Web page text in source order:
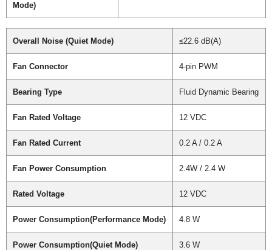
Mode)
Overall Noise (Quiet Mode) ≤22.6 dB(A)
Fan Connector 4-pin PWM
Bearing Type Fluid Dynamic Bearing
Fan Rated Voltage 12 VDC
Fan Rated Current 0.2 A / 0.2 A
Fan Power Consumption 2.4W / 2.4 W
Rated Voltage 12 VDC
Power Consumption(Performance Mode) 4.8 W
Power Consumption(Quiet Mode) 3.6 W